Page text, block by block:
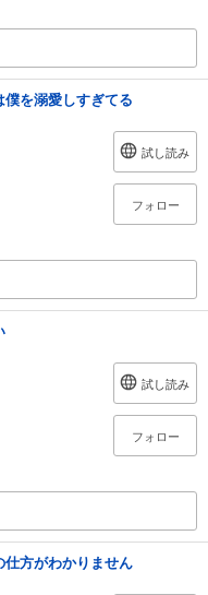
を溺愛しすぎてる
試し読み
フォロー
試し読み
フォロー
仕方がわかりません